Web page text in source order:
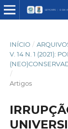
INÍCIO /
V. 14 N. 1 (2021):
/
Artigos